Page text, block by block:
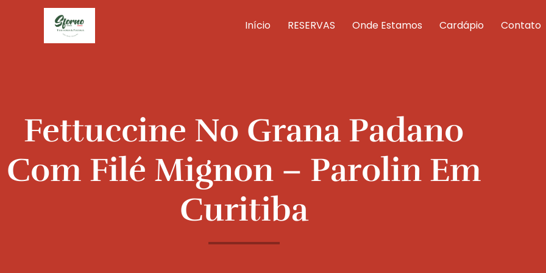
Início RESERVAS Onde Estamos Cardápio Contato
Fettuccine No Grana Padano
Com Filé Mignon – Parolin Em
Curitiba